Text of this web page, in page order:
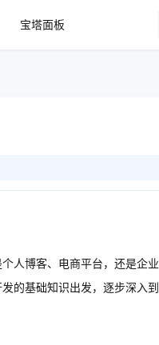
宝塔面板
人博客、电商平台，还是企
的基础知识出发，逐步深入